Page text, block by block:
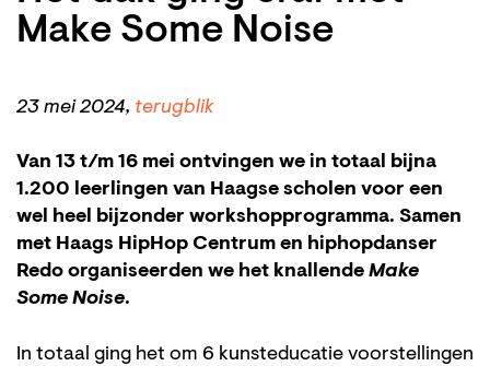
Make Some Noise
23 mei 2024, terugblik
Van 13 t/m 16 mei ontvingen we in totaal bijna
1.200 leerlingen van Haagse scholen voor een
wel heel bijzonder workshopprogramma. Samen
met Haags HipHop Centrum en hiphopdanser
Redo organiseerden we het knallende Make
Some Noise.
In totaal ging het om 6 kunsteducatie voorstellingen